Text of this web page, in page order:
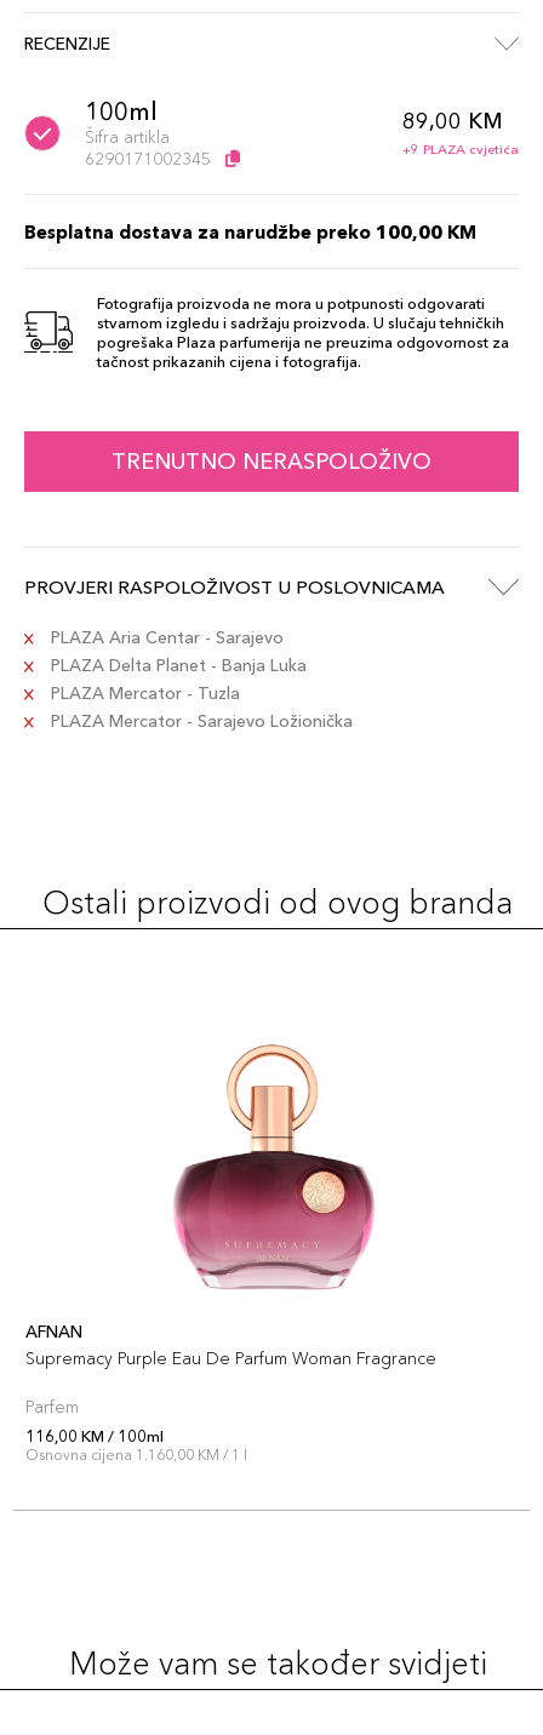
RECENZIJE
100ml
Šifra artikla
6290171002345
89,00 KM
+9 PLAZA cvjetića
Besplatna dostava za narudžbe preko 100,00 KM
Fotografija proizvoda ne mora u potpunosti odgovarati
stvarnom izgledu i sadržaju proizvoda. U slučaju tehničkih
pogrešaka Plaza parfumerija ne preuzima odgovornost za
tačnost prikazanih cijena i fotografija.
TRENUTNO NERASPOLOŽIVO
PROVJERI RASPOLOŽIVOST U POSLOVNICAMA
PLAZA Aria Centar - Sarajevo
PLAZA Delta Planet - Banja Luka
PLAZA Mercator - Tuzla
PLAZA Mercator - Sarajevo Ložionička
Ostali proizvodi od ovog branda
AFNAN
Supremacy Purple Eau De Parfum Woman Fragrance
Parfem
116,00 KM / 100ml
Osnovna cijena 1.160,00 KM / 1 l
Može vam se također svidjeti